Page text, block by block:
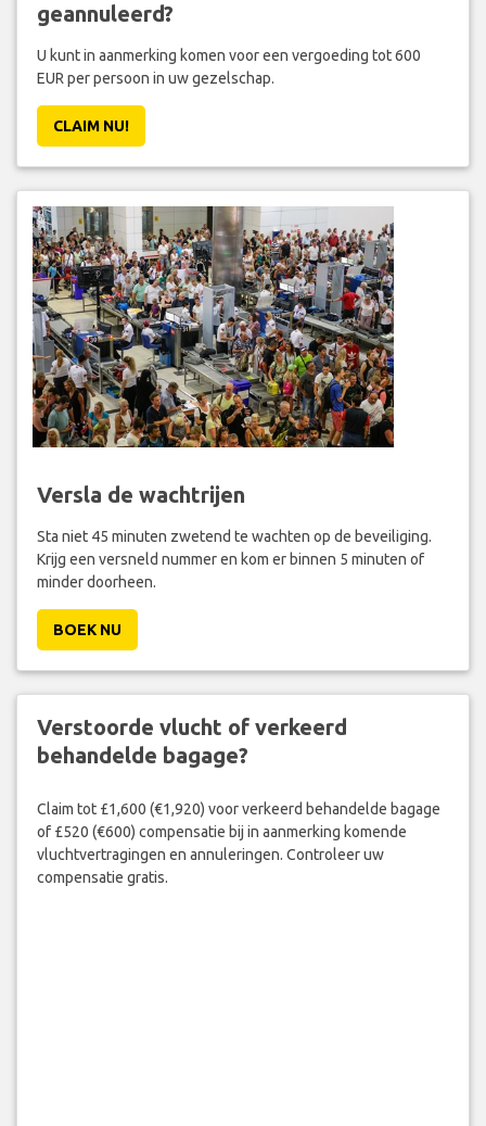
geannuleerd?
U kunt in aanmerking komen voor een vergoeding tot 600
EUR per persoon in uw gezelschap.
CLAIM NU!
Versla de wachtrijen
Sta niet 45 minuten zwetend te wachten op de beveiliging.
Krijg een versneld nummer en kom er binnen 5 minuten of
minder doorheen.
BOEK NU
Verstoorde vlucht of verkeerd
behandelde bagage?
Claim tot £1,600 (€1,920) voor verkeerd behandelde bagage
of £520 (€600) compensatie bij in aanmerking komende
vluchtvertragingen en annuleringen. Controleer uw
compensatie gratis.